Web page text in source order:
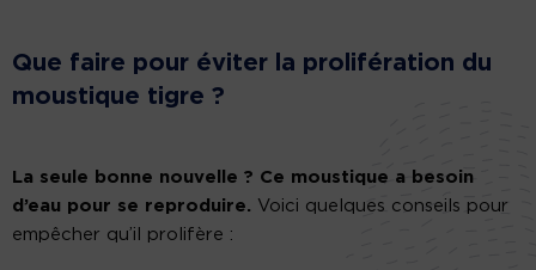
Que faire pour éviter la prolifération du
moustique tigre ?
La seule bonne nouvelle ? Ce moustique a besoin
d’eau pour se reproduire. Voici quelques conseils pour
empêcher qu’il prolifère :